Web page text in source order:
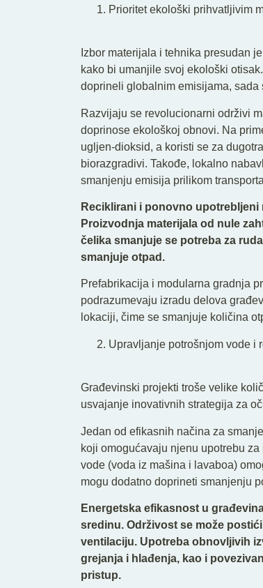
Prioritet ekološki prihvatljivim
Izbor materijala i tehnika presudan
kako bi umanjile svoj ekološki
doprineli globalnim emisijama,
Razvijaju se revolucionarni održivi
doprinose ekološkoj obnovi. Na
ugljen-dioksid, a koristi se za
biorazgradivi. Takođe, lokalno
smanjenju emisija prilikom
Reciklirani i ponovno
Proizvodnja materijala od nule
čelika smanjuje se potreba za
smanjuje otpad.
Prefabrikacija i modularna gradnja
podrazumevaju izradu delova
lokaciji, čime se smanjuje količina
Upravljanje potrošnjom vode i
Građevinski projekti troše velike
usvajanje inovativnih strategija za
Jedan od efikasnih načina za
koji omogućavaju njenu upotrebu
vode (voda iz mašina i lavaboa)
mogu dodatno doprineti smanjenju
Energetska efikasnost u
sredinu. Održivost se može
ventilaciju. Upotreba obnovljivih
grejanja i hlađenja, kao i
pristup.